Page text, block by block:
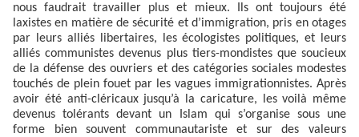
nous faudrait travailler plus et mieux. Ils ont toujours été
laxistes en matière de sécurité et d’immigration, pris en otages
par leurs alliés libertaires, les écologistes politiques, et leurs
alliés communistes devenus plus tiers-mondistes que soucieux
de la défense des ouvriers et des catégories sociales modestes
touchés de plein fouet par les vagues immigrationnistes. Après
avoir été anti-cléricaux jusqu’à la caricature, les voilà même
devenus tolérants devant un Islam qui s’organise sous une
forme bien souvent communautariste et sur des valeurs